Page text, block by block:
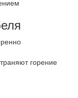
горение